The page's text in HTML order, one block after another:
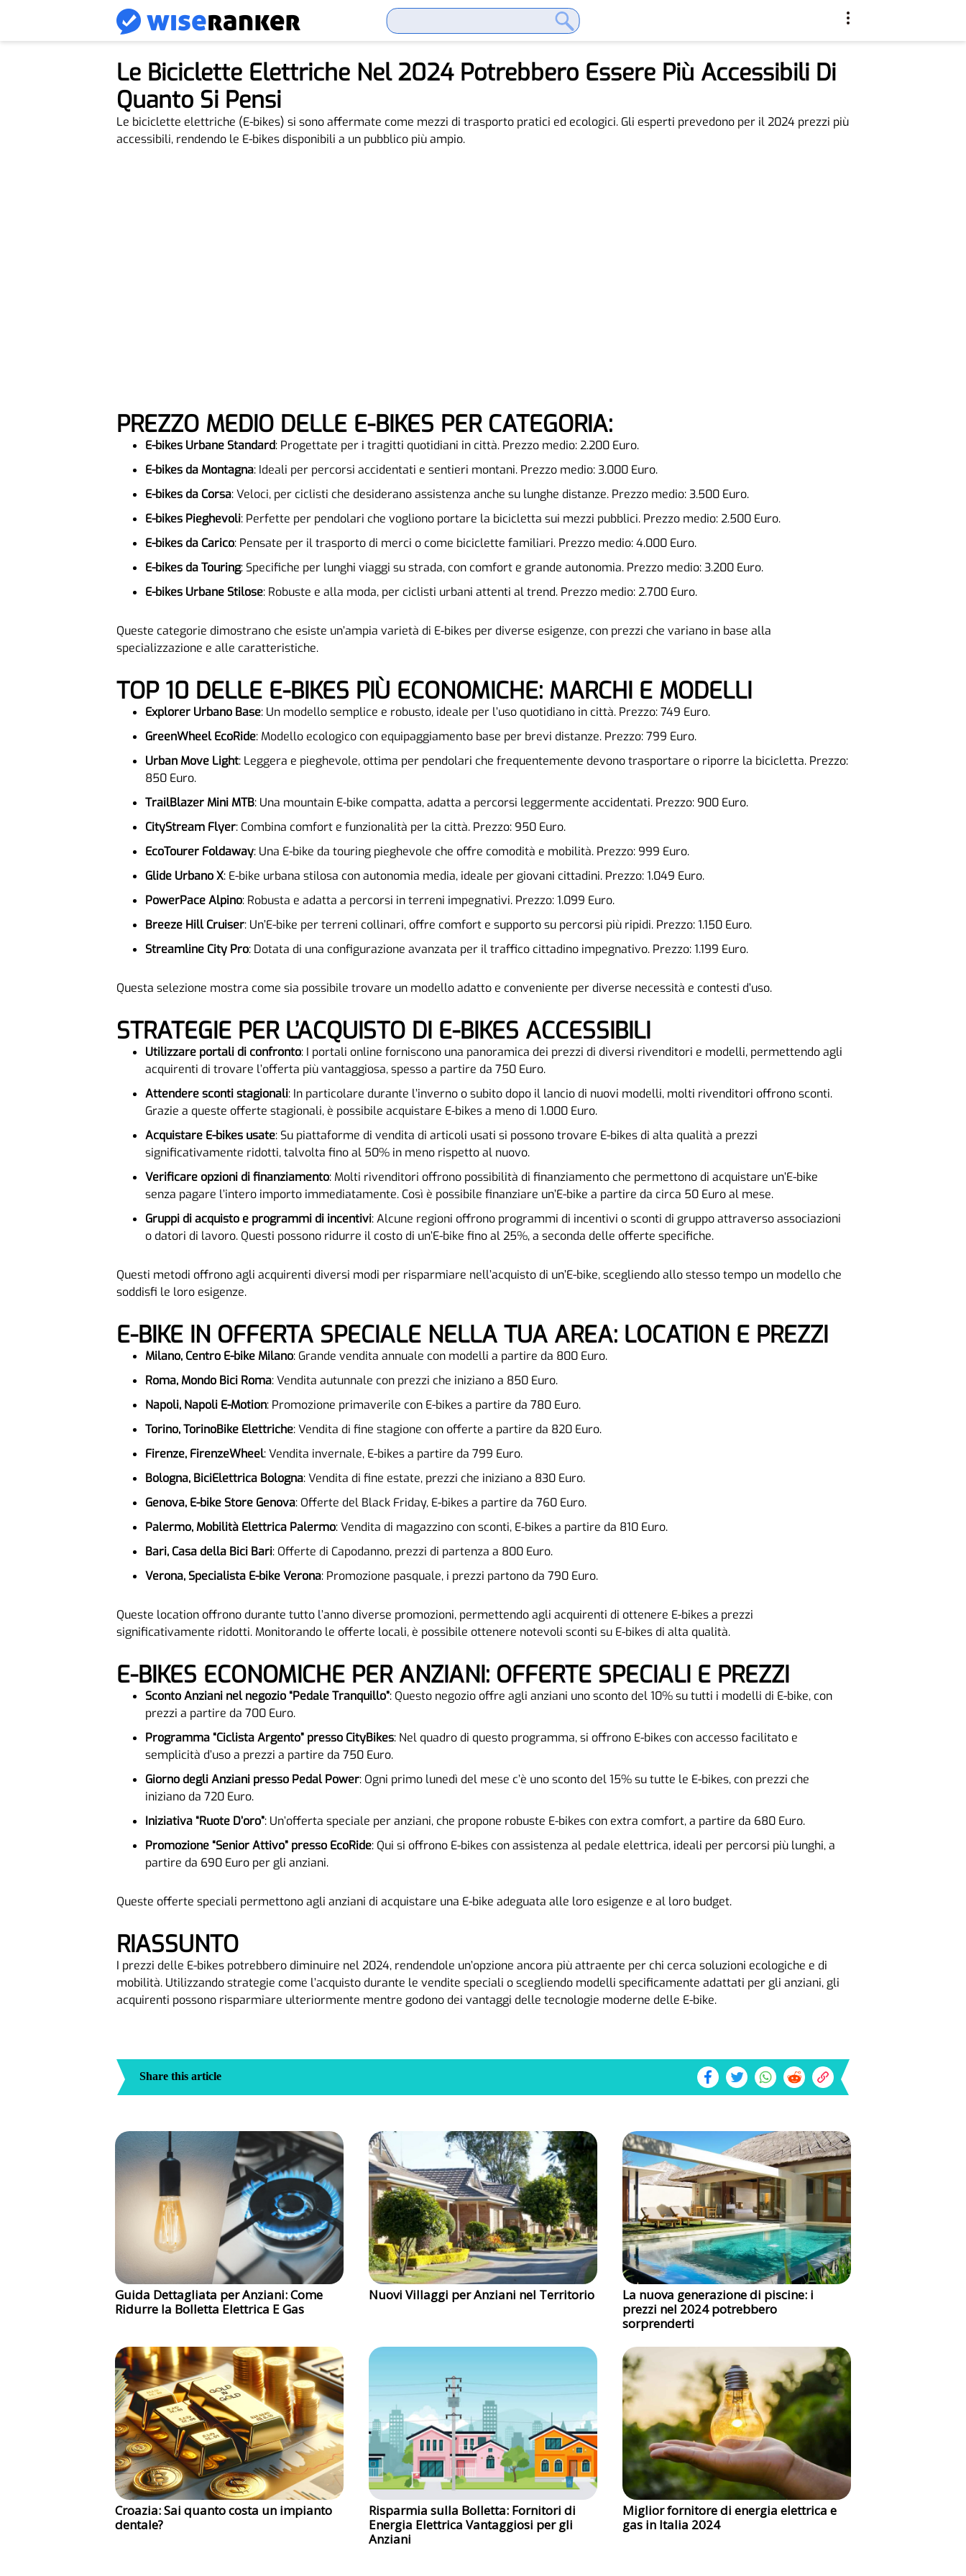
Le Biciclette Elettriche Nel 2024 Potrebbero Essere Più Accessibili Di
Quanto Si Pensi
Le biciclette elettriche (E-bikes) si sono affermate come mezzi di trasporto pratici ed ecologici. Gli esperti prevedono per il 2024 prezzi più
accessibili, rendendo le E-bikes disponibili a un pubblico più ampio.
PREZZO MEDIO DELLE E-BIKES PER CATEGORIA:
E-bikes Urbane Standard: Progettate per i tragitti quotidiani in città. Prezzo medio: 2.200 Euro.
E-bikes da Montagna: Ideali per percorsi accidentati e sentieri montani. Prezzo medio: 3.000 Euro.
E-bikes da Corsa: Veloci, per ciclisti che desiderano assistenza anche su lunghe distanze. Prezzo medio: 3.500 Euro.
E-bikes Pieghevoli: Perfette per pendolari che vogliono portare la bicicletta sui mezzi pubblici. Prezzo medio: 2.500 Euro.
E-bikes da Carico: Pensate per il trasporto di merci o come biciclette familiari. Prezzo medio: 4.000 Euro.
E-bikes da Touring: Specifiche per lunghi viaggi su strada, con comfort e grande autonomia. Prezzo medio: 3.200 Euro.
E-bikes Urbane Stilose: Robuste e alla moda, per ciclisti urbani attenti al trend. Prezzo medio: 2.700 Euro.
Queste categorie dimostrano che esiste un’ampia varietà di E-bikes per diverse esigenze, con prezzi che variano in base alla
specializzazione e alle caratteristiche.
TOP 10 DELLE E-BIKES PIÙ ECONOMICHE: MARCHI E MODELLI
Explorer Urbano Base: Un modello semplice e robusto, ideale per l’uso quotidiano in città. Prezzo: 749 Euro.
GreenWheel EcoRide: Modello ecologico con equipaggiamento base per brevi distanze. Prezzo: 799 Euro.
Urban Move Light: Leggera e pieghevole, ottima per pendolari che frequentemente devono trasportare o riporre la bicicletta. Prezzo:
850 Euro.
TrailBlazer Mini MTB: Una mountain E-bike compatta, adatta a percorsi leggermente accidentati. Prezzo: 900 Euro.
CityStream Flyer: Combina comfort e funzionalità per la città. Prezzo: 950 Euro.
EcoTourer Foldaway: Una E-bike da touring pieghevole che offre comodità e mobilità. Prezzo: 999 Euro.
Glide Urbano X: E-bike urbana stilosa con autonomia media, ideale per giovani cittadini. Prezzo: 1.049 Euro.
PowerPace Alpino: Robusta e adatta a percorsi in terreni impegnativi. Prezzo: 1.099 Euro.
Breeze Hill Cruiser: Un’E-bike per terreni collinari, offre comfort e supporto su percorsi più ripidi. Prezzo: 1.150 Euro.
Streamline City Pro: Dotata di una configurazione avanzata per il traffico cittadino impegnativo. Prezzo: 1.199 Euro.
Questa selezione mostra come sia possibile trovare un modello adatto e conveniente per diverse necessità e contesti d’uso.
STRATEGIE PER L’ACQUISTO DI E-BIKES ACCESSIBILI
Utilizzare portali di confronto: I portali online forniscono una panoramica dei prezzi di diversi rivenditori e modelli, permettendo agli
acquirenti di trovare l’offerta più vantaggiosa, spesso a partire da 750 Euro.
Attendere sconti stagionali: In particolare durante l’inverno o subito dopo il lancio di nuovi modelli, molti rivenditori offrono sconti.
Grazie a queste offerte stagionali, è possibile acquistare E-bikes a meno di 1.000 Euro.
Acquistare E-bikes usate: Su piattaforme di vendita di articoli usati si possono trovare E-bikes di alta qualità a prezzi
significativamente ridotti, talvolta fino al 50% in meno rispetto al nuovo.
Verificare opzioni di finanziamento: Molti rivenditori offrono possibilità di finanziamento che permettono di acquistare un’E-bike
senza pagare l’intero importo immediatamente. Così è possibile finanziare un’E-bike a partire da circa 50 Euro al mese.
Gruppi di acquisto e programmi di incentivi: Alcune regioni offrono programmi di incentivi o sconti di gruppo attraverso associazioni
o datori di lavoro. Questi possono ridurre il costo di un’E-bike fino al 25%, a seconda delle offerte specifiche.
Questi metodi offrono agli acquirenti diversi modi per risparmiare nell’acquisto di un’E-bike, scegliendo allo stesso tempo un modello che
soddisfi le loro esigenze.
E-BIKE IN OFFERTA SPECIALE NELLA TUA AREA: LOCATION E PREZZI
Milano, Centro E-bike Milano: Grande vendita annuale con modelli a partire da 800 Euro.
Roma, Mondo Bici Roma: Vendita autunnale con prezzi che iniziano a 850 Euro.
Napoli, Napoli E-Motion: Promozione primaverile con E-bikes a partire da 780 Euro.
Torino, TorinoBike Elettriche: Vendita di fine stagione con offerte a partire da 820 Euro.
Firenze, FirenzeWheel: Vendita invernale, E-bikes a partire da 799 Euro.
Bologna, BiciElettrica Bologna: Vendita di fine estate, prezzi che iniziano a 830 Euro.
Genova, E-bike Store Genova: Offerte del Black Friday, E-bikes a partire da 760 Euro.
Palermo, Mobilità Elettrica Palermo: Vendita di magazzino con sconti, E-bikes a partire da 810 Euro.
Bari, Casa della Bici Bari: Offerte di Capodanno, prezzi di partenza a 800 Euro.
Verona, Specialista E-bike Verona: Promozione pasquale, i prezzi partono da 790 Euro.
Queste location offrono durante tutto l’anno diverse promozioni, permettendo agli acquirenti di ottenere E-bikes a prezzi
significativamente ridotti. Monitorando le offerte locali, è possibile ottenere notevoli sconti su E-bikes di alta qualità.
E-BIKES ECONOMICHE PER ANZIANI: OFFERTE SPECIALI E PREZZI
Sconto Anziani nel negozio “Pedale Tranquillo”: Questo negozio offre agli anziani uno sconto del 10% su tutti i modelli di E-bike, con
prezzi a partire da 700 Euro.
Programma “Ciclista Argento” presso CityBikes: Nel quadro di questo programma, si offrono E-bikes con accesso facilitato e
semplicità d’uso a prezzi a partire da 750 Euro.
Giorno degli Anziani presso Pedal Power: Ogni primo lunedì del mese c’è uno sconto del 15% su tutte le E-bikes, con prezzi che
iniziano da 720 Euro.
Iniziativa “Ruote D’oro”: Un’offerta speciale per anziani, che propone robuste E-bikes con extra comfort, a partire da 680 Euro.
Promozione “Senior Attivo” presso EcoRide: Qui si offrono E-bikes con assistenza al pedale elettrica, ideali per percorsi più lunghi, a
partire da 690 Euro per gli anziani.
Queste offerte speciali permettono agli anziani di acquistare una E-bike adeguata alle loro esigenze e al loro budget.
RIASSUNTO
I prezzi delle E-bikes potrebbero diminuire nel 2024, rendendole un’opzione ancora più attraente per chi cerca soluzioni ecologiche e di
mobilità. Utilizzando strategie come l’acquisto durante le vendite speciali o scegliendo modelli specificamente adattati per gli anziani, gli
acquirenti possono risparmiare ulteriormente mentre godono dei vantaggi delle tecnologie moderne delle E-bike.
Share this article
Guida Dettagliata per Anziani: Come
Ridurre la Bolletta Elettrica E Gas
Nuovi Villaggi per Anziani nel Territorio
La nuova generazione di piscine: i
prezzi nel 2024 potrebbero
sorprenderti
Croazia: Sai quanto costa un impianto
dentale?
Risparmia sulla Bolletta: Fornitori di
Energia Elettrica Vantaggiosi per gli
Anziani
Miglior fornitore di energia elettrica e
gas in Italia 2024